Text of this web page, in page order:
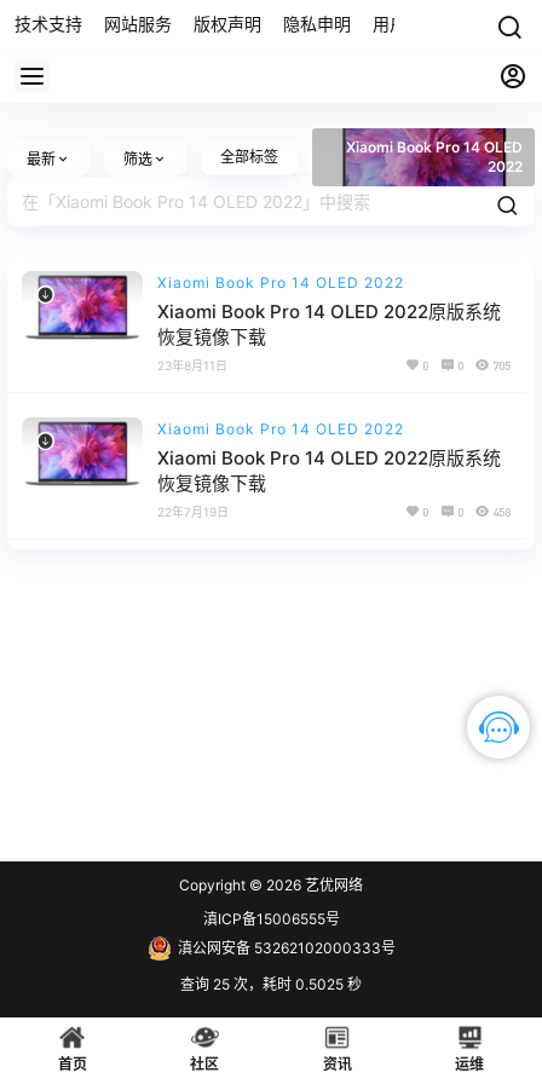
技术支持 网站服务 版权声明 隐私申明 用户协议 联系我们
最新 筛选 全部标签
Xiaomi Book Pro 14 OLED
2022
Xiaomi Book Pro 14 OLED 2022
Xiaomi Book Pro 14 OLED 2022原版系统
恢复镜像下载
23年8月11日 0 0 705
Xiaomi Book Pro 14 OLED 2022
Xiaomi Book Pro 14 OLED 2022原版系统
恢复镜像下载
22年7月19日 0 0 458
Copyright © 2026 艺优网络
滇ICP备15006555号
滇公网安备 53262102000333号
查询 25 次，耗时 0.5025 秒
首页 社区 资讯 运维